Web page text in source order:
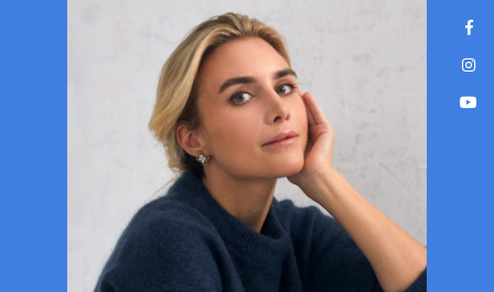
Nowoczesne, bezbolesne leczenie
na wyciągnięcie ręki!